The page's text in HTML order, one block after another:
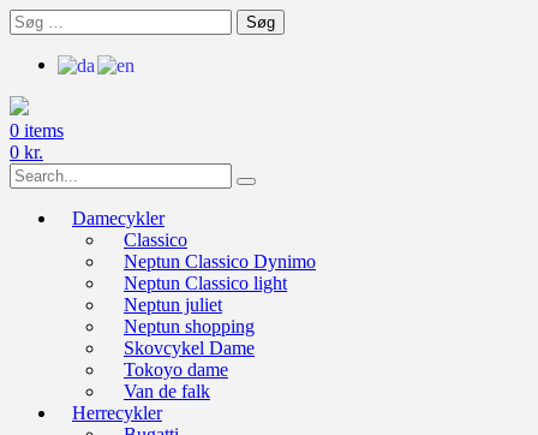
Skip
to
content
Søg
efter:
0 items
0 kr.
Search
for:
Damecykler
Classico
Neptun Classico Dynimo
Neptun Classico light
Neptun juliet
Neptun shopping
Skovcykel Dame
Tokoyo dame
Van de falk
Herrecykler